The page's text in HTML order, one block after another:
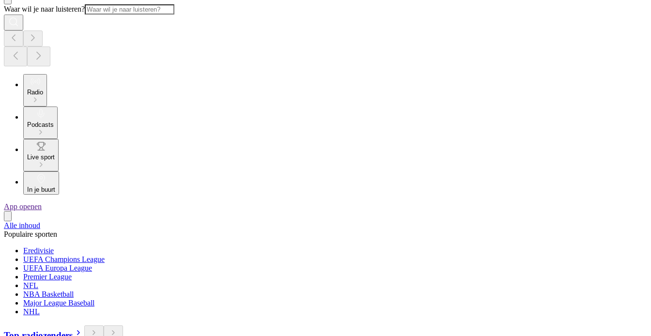
Waar wil je naar luisteren?
Radio
Podcasts
Live sport
In je buurt
App openen
Alle inhoud
Populaire sporten
Eredivisie
UEFA Champions League
UEFA Europa League
Premier League
NFL
NBA Basketball
Major League Baseball
NHL